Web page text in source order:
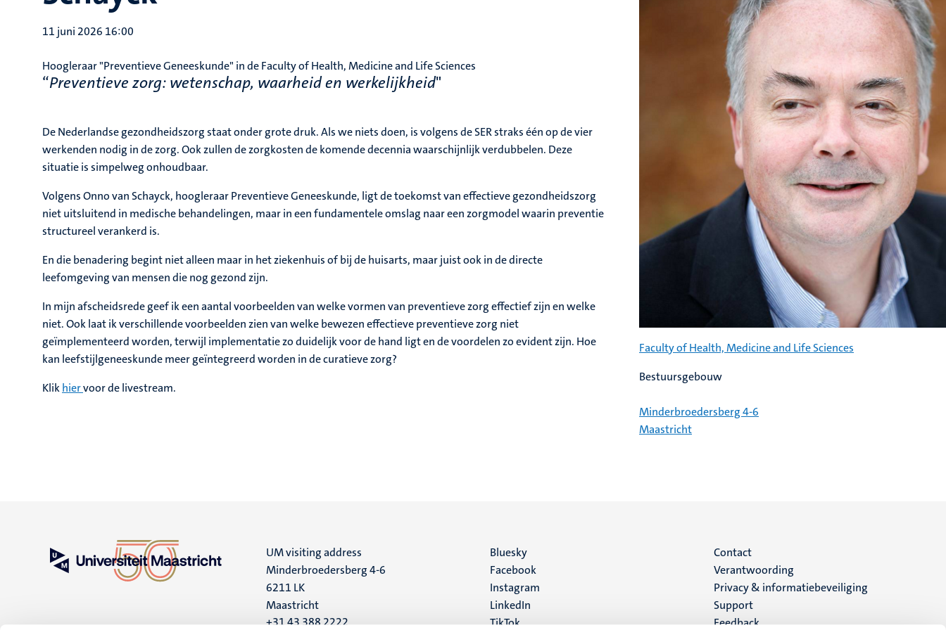
11 juni 2026 16:00
Hoogleraar "Preventieve Geneeskunde" in de Faculty of Health, Medicine and Life Sciences
“Preventieve zorg: wetenschap, waarheid en werkelijkheid"
De Nederlandse gezondheidszorg staat onder grote druk. Als we niets doen, is volgens de SER straks één op de vier
werkenden nodig in de zorg. Ook zullen de zorgkosten de komende decennia waarschijnlijk verdubbelen. Deze
situatie is simpelweg onhoudbaar.
Volgens Onno van Schayck, hoogleraar Preventieve Geneeskunde, ligt de toekomst van effectieve gezondheidszorg
niet uitsluitend in medische behandelingen, maar in een fundamentele omslag naar een zorgmodel waarin preventie
structureel verankerd is.
En die benadering begint niet alleen maar in het ziekenhuis of bij de huisarts, maar juist ook in de directe
leefomgeving van mensen die nog gezond zijn.
In mijn afscheidsrede geef ik een aantal voorbeelden van welke vormen van preventieve zorg effectief zijn en welke
niet. Ook laat ik verschillende voorbeelden zien van welke bewezen effectieve preventieve zorg niet
geïmplementeerd worden, terwijl implementatie zo duidelijk voor de hand ligt en de voordelen zo evident zijn. Hoe
kan leefstijlgeneeskunde meer geïntegreerd worden in de curatieve zorg?
Klikhiervoor de livestream.
Faculty of Health, Medicine and Life Sciences
Bestuursgebouw
Minderbroedersberg 4-6
Maastricht
UM visiting address
Minderbroedersberg 4-6
6211 LK
Maastricht
+31 43 388 2222
Social
media
Bluesky
Facebook
Instagram
LinkedIn
TikTok
Menu
footer
(NL)
Contact
Verantwoording
Privacy & informatiebeveiliging
Support
Feedback